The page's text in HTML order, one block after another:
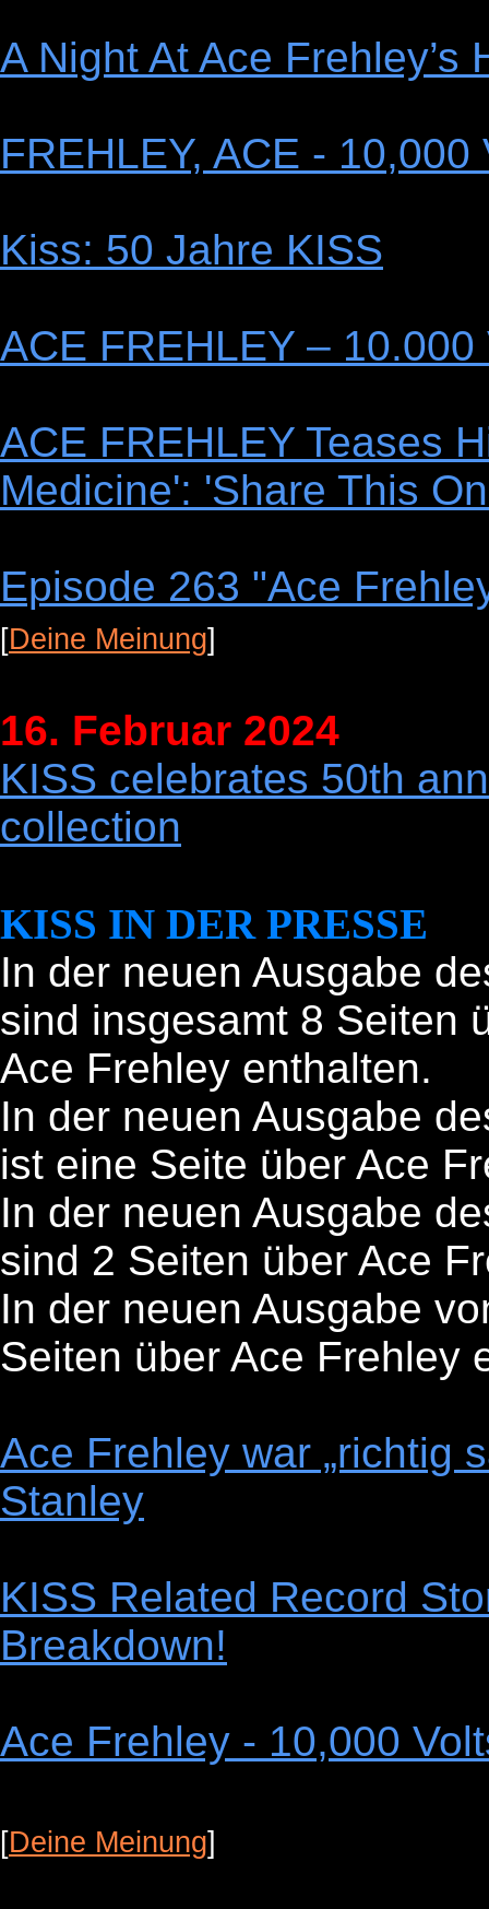
A Night At Ace Frehley’s
FREHLEY, ACE - 10,000
Kiss: 50 Jahre KISS
ACE FREHLEY – 10.000
ACE FREHLEY Teases
Medicine': 'Share This
Episode 263 "Ace
[Deine Meinung]
16. Februar 2024
KISS celebrates 50th
collection
KISS IN DER PRESSE
In der neuen Ausgabe
sind insgesamt 8 Seiten
Ace Frehley enthalten.
In der neuen Ausgabe
ist eine Seite über Ace
In der neuen Ausgabe
sind 2 Seiten über Ace
In der neuen Ausgabe
Seiten über Ace Frehley
Ace Frehley war „richtig
Stanley
KISS Related Record
Breakdown!
Ace Frehley - 10,000
[Deine Meinung]